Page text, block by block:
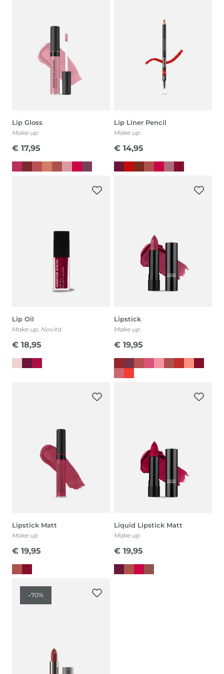
Lip Gloss
Make up
€ 17,95
Lip Liner Pencil
Make up
€ 14,95
Lip Oil
Make up Novità
€ 18,95
Lipstick
Make up
€ 19,95
Lipstick Matt
Make up
€ 19,95
Liquid Lipstick Matt
Make up
€ 19,95
-70%